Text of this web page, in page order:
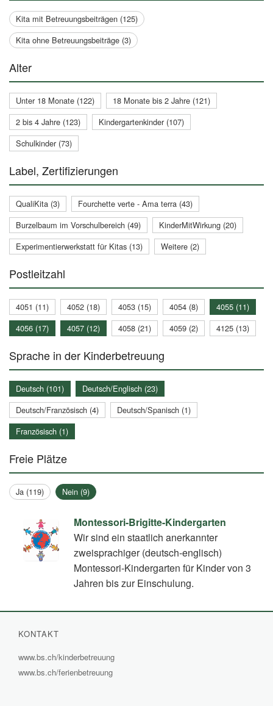
Montessori-Brigitte-Kindergarten
Wir sind ein staatlich anerkannter
zweisprachiger (deutsch-englisch)
Montessori-Kindergarten für Kinder von 3
Jahren bis zur Einschulung.
Kita mit Betreuungsbeiträgen (125)
Kita ohne Betreuungsbeiträge (3)
Alter
Unter 18 Monate (122)
18 Monate bis 2 Jahre (121)
2 bis 4 Jahre (123)
Kindergartenkinder (107)
Schulkinder (73)
Label, Zertifizierungen
QualiKita (3)
Fourchette verte - Ama terra (43)
Burzelbaum im Vorschulbereich (49)
KinderMitWirkung (20)
Experimentierwerkstatt für Kitas (13)
Weitere (2)
Postleitzahl
4051 (11) 4052 (18) 4053 (15) 4054 (8)
4055 (11)
4056 (17)
4057 (12) 4058 (21) 4059 (2) 4125 (13)
Sprache in der Kinderbetreuung
Deutsch (101)
Deutsch/Englisch (23)
Deutsch/Französisch (4)
Deutsch/Spanisch (1)
Französisch (1)
Freie Plätze
Ja (119) Nein (9)
KONTAKT
www.bs.ch/kinderbetreuung
www.bs.ch/ferienbetreuung